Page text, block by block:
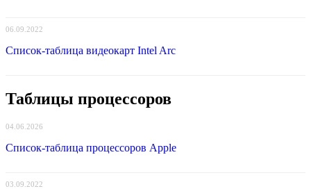
06.09.2022
Список-таблица видеокарт Intel Arc
Таблицы процессоров
04.06.2026
Список-таблица процессоров Apple
03.09.2022